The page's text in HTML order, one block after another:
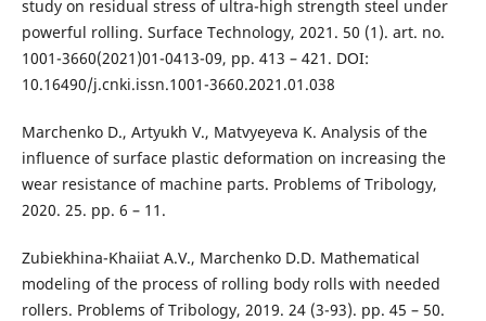
study on residual stress of ultra-high strength steel under
powerful rolling. Surface Technology, 2021. 50 (1). art. no.
1001-3660(2021)01-0413-09, pp. 413 – 421. DOI:
10.16490/j.cnki.issn.1001-3660.2021.01.038
Marchenko D., Artyukh V., Matvyeyeva K. Analysis of the
influence of surface plastic deformation on increasing the
wear resistance of machine parts. Problems of Tribology,
2020. 25. pp. 6 – 11.
Zubiekhina-Khaiiat A.V., Marchenko D.D. Mathematical
modeling of the process of rolling body rolls with needed
rollers. Problems of Tribology, 2019. 24 (3-93). pp. 45 – 50.